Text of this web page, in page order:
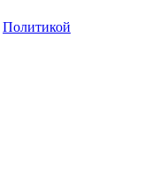
Политикой